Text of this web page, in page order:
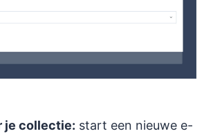
je collectie: start een nieuwe e-